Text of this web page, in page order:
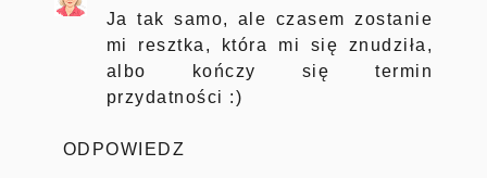
Ja tak samo, ale czasem zostanie
mi resztka, która mi się znudziła,
albo kończy się termin
przydatności :)
ODPOWIEDZ